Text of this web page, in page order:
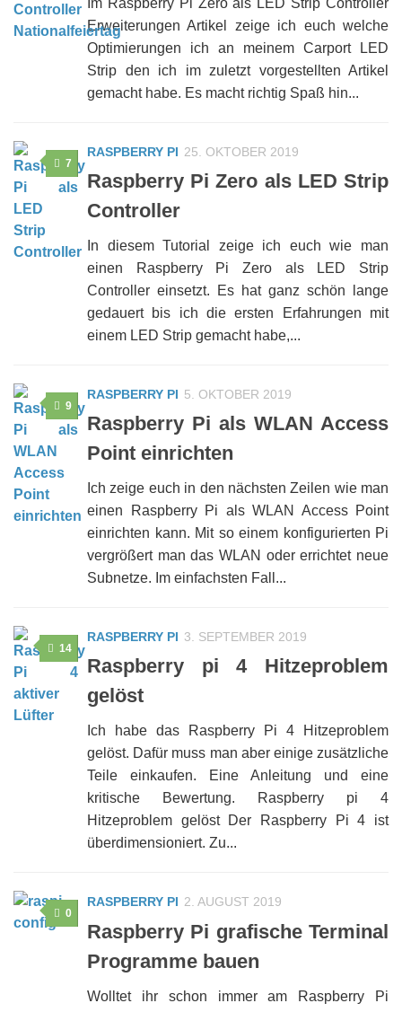
Erweiterungen Artikel zeige ich euch welche
Optimierungen ich an meinem Carport LED
Strip den ich im zuletzt vorgestellten Artikel
gemacht habe. Es macht richtig Spaß hin...
7
RASPBERRY PI 25. OKTOBER 2019
Raspberry Pi Zero als LED Strip
Controller
In diesem Tutorial zeige ich euch wie man
einen Raspberry Pi Zero als LED Strip
Controller einsetzt. Es hat ganz schön lange
gedauert bis ich die ersten Erfahrungen mit
einem LED Strip gemacht habe,...
9
RASPBERRY PI 5. OKTOBER 2019
Raspberry Pi als WLAN Access
Point einrichten
Ich zeige euch in den nächsten Zeilen wie man
einen Raspberry Pi als WLAN Access Point
einrichten kann. Mit so einem konfigurierten Pi
vergrößert man das WLAN oder errichtet neue
Subnetze. Im einfachsten Fall...
14
RASPBERRY PI 3. SEPTEMBER 2019
Raspberry pi 4 Hitzeproblem
gelöst
Ich habe das Raspberry Pi 4 Hitzeproblem
gelöst. Dafür muss man aber einige zusätzliche
Teile einkaufen. Eine Anleitung und eine
kritische Bewertung. Raspberry pi 4
Hitzeproblem gelöst Der Raspberry Pi 4 ist
überdimensioniert. Zu...
0
RASPBERRY PI 2. AUGUST 2019
Raspberry Pi grafische Terminal
Programme bauen
Wolltet ihr schon immer am Raspberry Pi